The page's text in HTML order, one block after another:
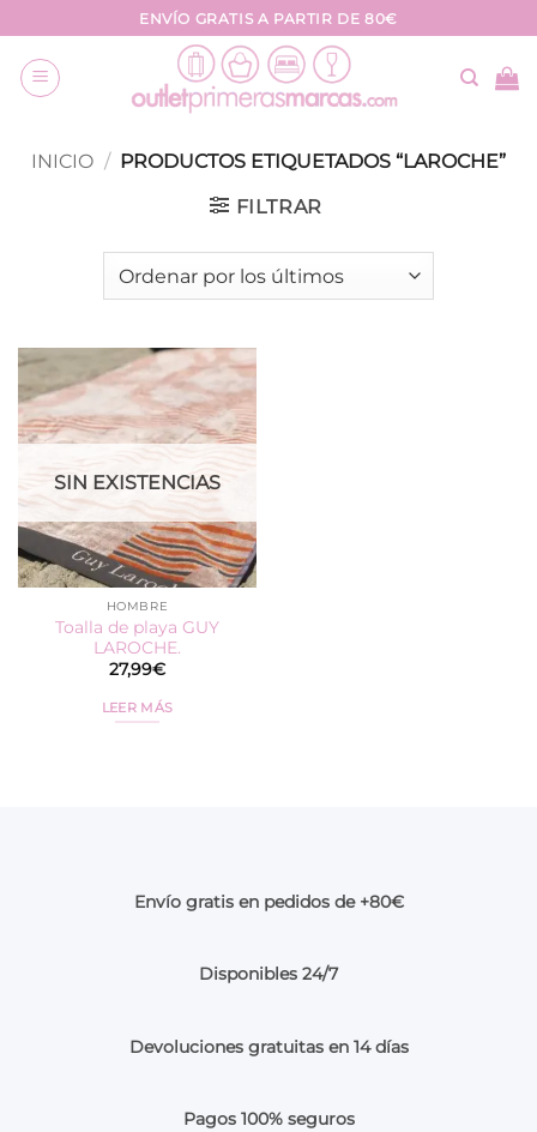
al
contenido
ENVÍO GRATIS A PARTIR DE 80€
INICIO / PRODUCTOS ETIQUETADOS “LAROCHE”
FILTRAR
SIN EXISTENCIAS
HOMBRE
Toalla de playa GUY
LAROCHE.
27,99€
LEER MÁS
Envío gratis en pedidos de +80€
Disponibles 24/7
Devoluciones gratuitas en 14 días
Pagos 100% seguros